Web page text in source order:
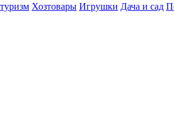
Хозтовары Игрушки Дача и сад